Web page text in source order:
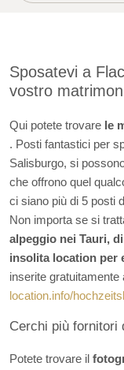
Sposatevi a
vostro
Qui potete trovare le
. Posti fantastici per
Salisburgo, si
che offrono quel
ci siano più di 5 posti
Non importa se si
alpeggio nei Tauri,
insolita location per
inserite gratuitamente
location.info/
Cerchi più fornitori
Potete trovare il